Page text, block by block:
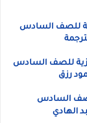
للصف السادس
للصف السادس
رزق
السادس
الهادي